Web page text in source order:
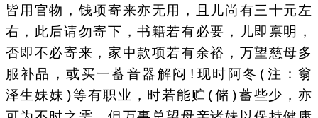
皆用官物，钱项寄来亦无用，且儿尚有三十元左
右，此后请勿寄下，书籍若有必要，儿即禀明，
否即不必寄来，家中款项若有余裕，万望慈母多
服补品，或买一蓄音器解闷!现时阿冬(注：翁
泽生妹妹)等有职业，时若能贮(储)蓄些少，亦